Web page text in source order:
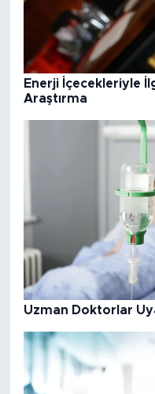
Enerji İçecekleriyle
Araştırma
Uzman Doktorlar